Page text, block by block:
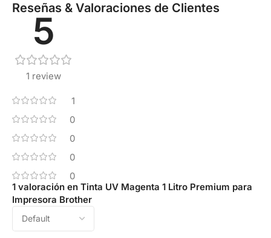
Reseñas & Valoraciones de Clientes
5
1 review
1
0
0
0
0
1 valoración en Tinta UV Magenta 1 Litro Premium para
Impresora Brother